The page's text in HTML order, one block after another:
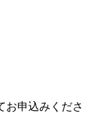
お申込みくださ